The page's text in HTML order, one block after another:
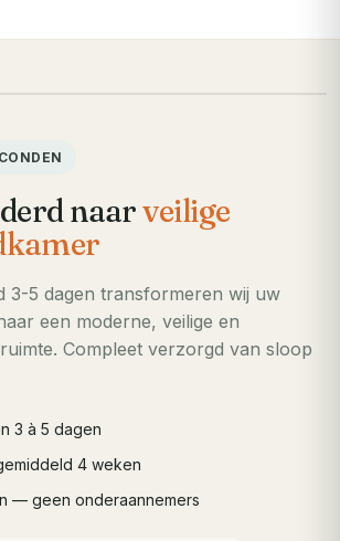
naarveilige
3-5 dagen transformeren wij uw
een moderne, veilige en
Compleet verzorgd van sloop
3 à 5 dagen
4 weken
— geen onderaannemers